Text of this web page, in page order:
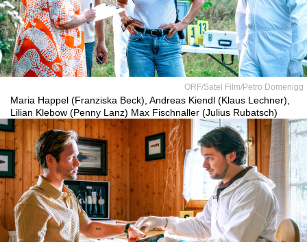
ORF/Satel Film/Petro Domenigg
Maria Happel (Franziska Beck), Andreas Kiendl (Klaus Lechner),
Lilian Klebow (Penny Lanz) Max Fischnaller (Julius Rubatsch)